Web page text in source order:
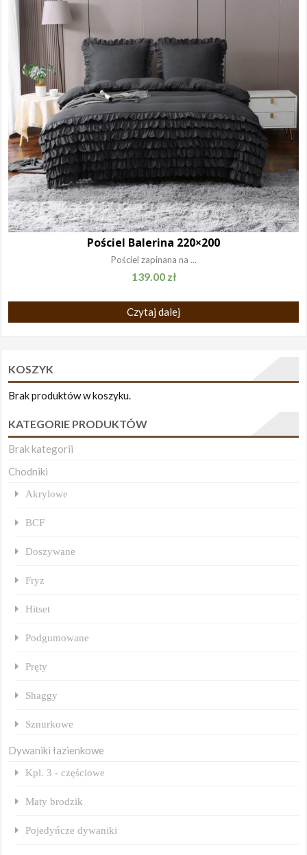
Pościel Balerina 220×200
Pościel zapinana na ...
139.00 zł
Czytaj dalej
KOSZYK
Brak produktów w koszyku.
KATEGORIE PRODUKTÓW
Brak kategorii
Chodniki
Akrylowe
BCF
Doszywane
Fryz
Hitset
Podgumowane
Pręty
Shaggy
Sznurkowe
Dywaniki łazienkowe
Kpl. 3 - częściowe
Maty brodzik
Pojedyńcze dywaniki